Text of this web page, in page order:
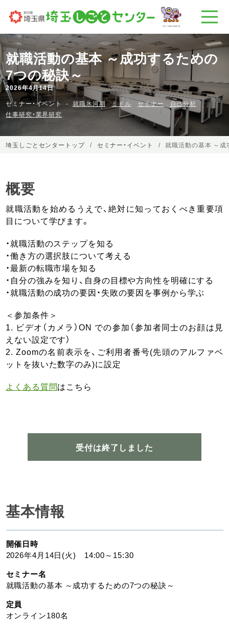
就職活動の基本 ～成功するための
7つの秘訣～
2026年4月14日
セミナー・イベント
就職氷河期 ミドル セミナー
自己分析
仕事研究・業界研究
埼玉しごとセンタートップ セミナー・イベント 就職活動の基本 ～
概要
就職活動を始めるうえで、絶対に知っておくべき重要項
目について学びます。
・就職活動のステップを知る
・働き方の選択肢について考える
・最新の転職市場を知る
・自分の強みを知り、自身の目標や方向性を明確にする
・就職活動の成功の要因・失敗の要因を事例から学ぶ
＜参加条件＞
1. ビデオ（カメラ）ON での参加（参加者同士のお顔は見
えない設定です）
2. Zoomの名前表示を、ご利用者番号(先頭のアルファベ
ットを抜いた数字のみ)に設定
よくある質問はこちら
受付は終了しました
基本情報
開催日時
2026年4月14日(火) 14:00～15:30
セミナー名
就職活動の基本 ～成功するための7つの秘訣～
定員
オンライン180名